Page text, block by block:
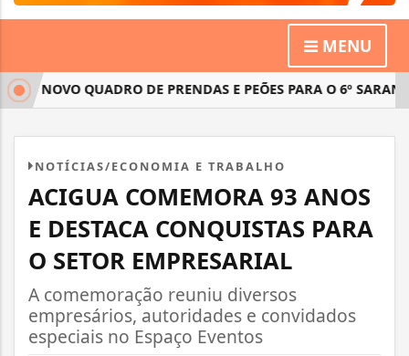
MENU
QUADRO DE PRENDAS E PEÕES PARA O 6º
NOTÍCIAS/ECONOMIA E TRABALHO
ACIGUA COMEMORA 93 ANOS
E DESTACA CONQUISTAS PARA
O SETOR EMPRESARIAL
A comemoração reuniu diversos
empresários, autoridades e convidados
especiais no Espaço Eventos